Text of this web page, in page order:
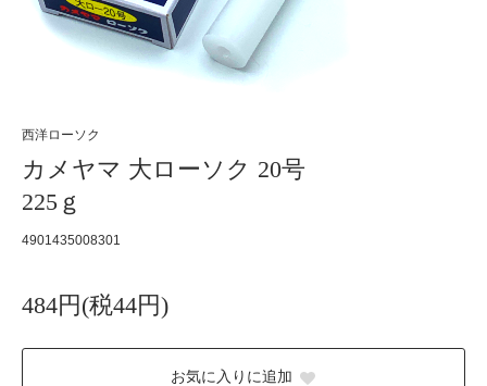
西洋ローソク
カメヤマ 大ローソク 20号
225ｇ
4901435008301
484円(税44円)
お気に入りに追加